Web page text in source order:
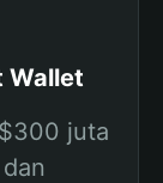
Wallet
juta